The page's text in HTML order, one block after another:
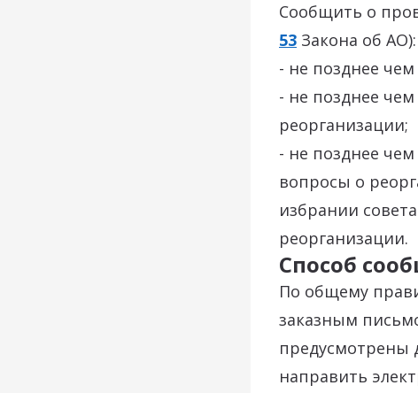
Сообщить о
53 Закона об АО):
- не позднее
- не позднее
реорганизации;
- не позднее
вопросы о
избрании
реорганизации.
Способ
По общему
заказным
предусмотрены
направить